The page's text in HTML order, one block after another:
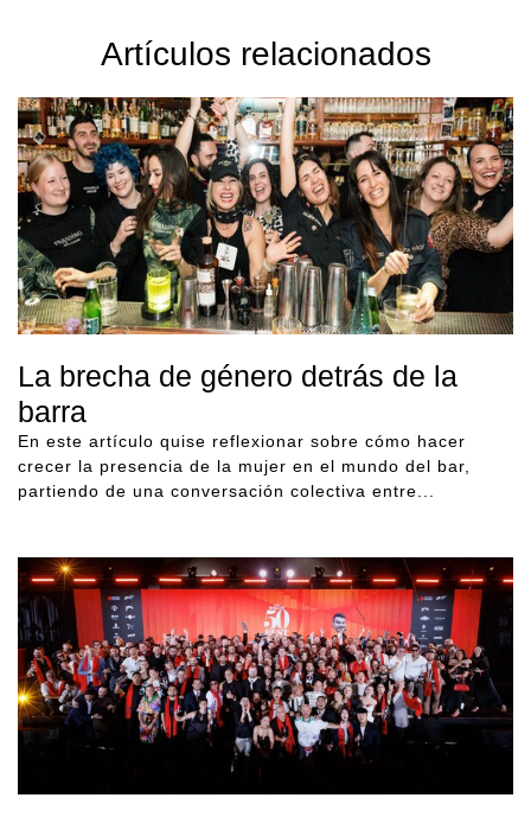
Artículos relacionados
La brecha de género detrás de la
barra
En este artículo quise reflexionar sobre cómo hacer
crecer la presencia de la mujer en el mundo del bar,
partiendo de una conversación colectiva entre...